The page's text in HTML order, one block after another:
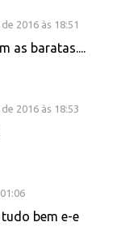
2016 às 18:51
as baratas....
2016 às 18:53
bem e-e